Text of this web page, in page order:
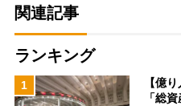
関連記事
ランキング
1
【億
「総